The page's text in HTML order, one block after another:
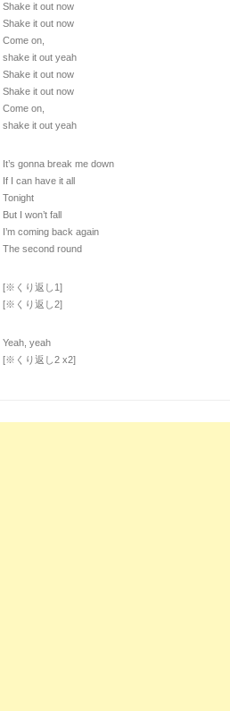
Shake it out now
Shake it out now
Come on,
shake it out yeah
Shake it out now
Shake it out now
Come on,
shake it out yeah
It’s gonna break me down
If I can have it all
Tonight
But I won’t fall
I’m coming back again
The second round
[※くり返し1]
[※くり返し2]
Yeah, yeah
[※くり返し2 x2]